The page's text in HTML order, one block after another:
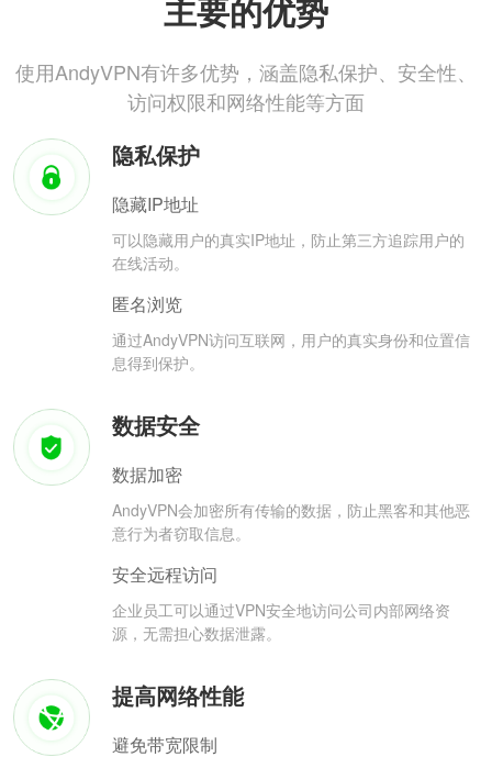
主要的优势
使用AndyVPN有许多优势，涵盖隐私保护、安全性、
访问权限和网络性能等方面
隐私保护
隐藏IP地址
可以隐藏用户的真实IP地址，防止第三方追踪用户的
在线活动。
匿名浏览
通过AndyVPN访问互联网，用户的真实身份和位置信
息得到保护。
数据安全
数据加密
AndyVPN会加密所有传输的数据，防止黑客和其他恶
意行为者窃取信息。
安全远程访问
企业员工可以通过VPN安全地访问公司内部网络资
源，无需担心数据泄露。
提高网络性能
避免带宽限制